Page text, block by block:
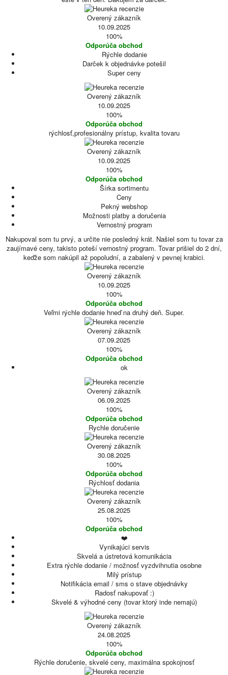
Overený zákazník
10.09.2025
100%
Odporúča obchod
Rýchle dodanie
Darček k objednávke potešil
Super ceny
Overený zákazník
10.09.2025
100%
Odporúča obchod
rýchlosť,profesionálny prístup, kvalita tovaru
Overený zákazník
10.09.2025
100%
Odporúča obchod
Šírka sortimentu
Ceny
Pekný webshop
Možnosti platby a doručenia
Vernostný program
Nakupoval som tu prvý, a určite nie posledný krát. Našiel som tu tovar za
zaujímavé ceny, takisto poteší vernostný program. Tovar prišiel do 2 dní,
keďže som nakúpil až popoludní, a zabalený v pevnej krabici.
Overený zákazník
10.09.2025
100%
Odporúča obchod
Veľmi rýchle dodanie hneď na druhý deň. Super.
Overený zákazník
07.09.2025
100%
Odporúča obchod
ok
Overený zákazník
06.09.2025
100%
Odporúča obchod
Rychle doručenie
Overený zákazník
30.08.2025
100%
Odporúča obchod
Rýchlosť dodania
Overený zákazník
25.08.2025
100%
Odporúča obchod
❤️
Vynikajúci servis
Skvelá a ústretová komunikácia
Extra rýchle dodanie / možnosť vyzdvihnutia osobne
Milý prístup
Notifikácia email / sms o stave objednávky
Radosť nakupovať :)
Skvelé & výhodné ceny (tovar ktorý inde nemajú)
Overený zákazník
24.08.2025
100%
Odporúča obchod
Rýchle doručenie, skvelé ceny, maximálna spokojnosť